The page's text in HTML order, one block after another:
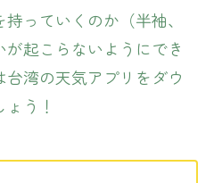
っていくのか（半袖、
起こらないようにでき
湾の天気アプリをダウ
う！